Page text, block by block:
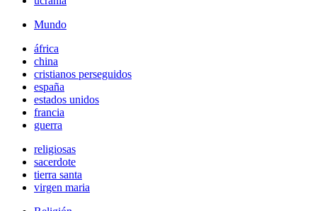
Mundo
áfrica
china
cristianos perseguidos
españa
estados unidos
francia
guerra
religiosas
sacerdote
tierra santa
virgen maria